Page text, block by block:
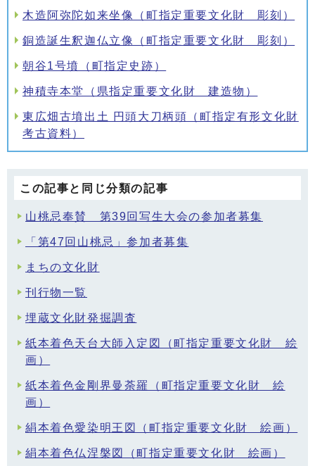
木造阿弥陀如来坐像（町指定重要文化財 彫刻）
銅造誕生釈迦仏立像（町指定重要文化財 彫刻）
朝谷1号墳（町指定史跡）
神積寺本堂（県指定重要文化財 建造物）
東広畑古墳出土 円頭大刀柄頭（町指定有形文化財
考古資料）
この記事と同じ分類の記事
山桃忌奉賛 第39回写生大会の参加者募集
「第47回山桃忌」参加者募集
まちの文化財
刊行物一覧
埋蔵文化財発掘調査
紙本着色天台大師入定図（町指定重要文化財 絵
画）
紙本着色金剛界曼荼羅（町指定重要文化財 絵
画）
絹本着色愛染明王図（町指定重要文化財 絵画）
絹本着色仏涅槃図（町指定重要文化財 絵画）